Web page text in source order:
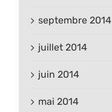
septembre 2014
juillet 2014
juin 2014
mai 2014